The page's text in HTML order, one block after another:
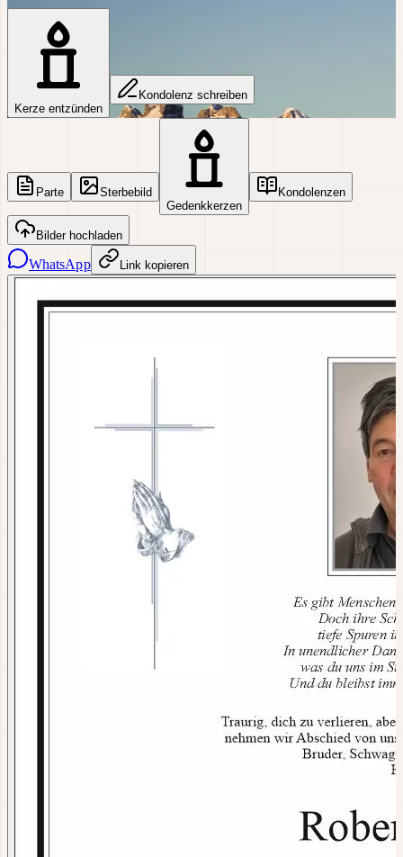
Kerze entzünden
Kondolenz schreiben
Parte
Sterbebild
Gedenkkerzen
Kondolenzen
Bilder hochladen
WhatsApp Link kopieren